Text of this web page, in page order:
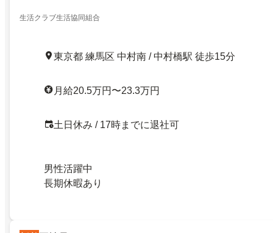
生活クラブ生活協同組合
東京都 練馬区 中村南 / 中村橋駅 徒歩15分
月給20.5万円〜23.3万円
土日休み / 17時までに退社可
男性活躍中
長期休暇あり